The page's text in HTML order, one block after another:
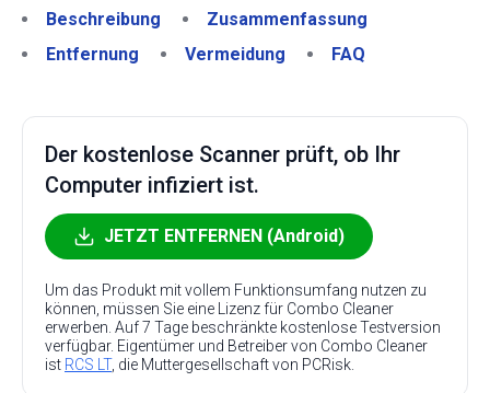
Beschreibung
Zusammenfassung
Entfernung
Vermeidung FAQ
Der kostenlose Scanner prüft, ob Ihr
Computer infiziert ist.
JETZT ENTFERNEN (Android)
Um das Produkt mit vollem Funktionsumfang nutzen zu
können, müssen Sie eine Lizenz für Combo Cleaner
erwerben. Auf 7 Tage beschränkte kostenlose Testversion
verfügbar. Eigentümer und Betreiber von Combo Cleaner
ist RCS LT, die Muttergesellschaft von PCRisk.